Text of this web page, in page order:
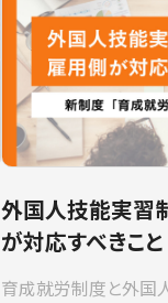
外国人技能実習
が対応すべきこと
育成就労制度と外国